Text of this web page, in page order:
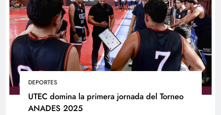
DEPORTES
UTEC domina la primera jornada del Torneo
ANADES 2025